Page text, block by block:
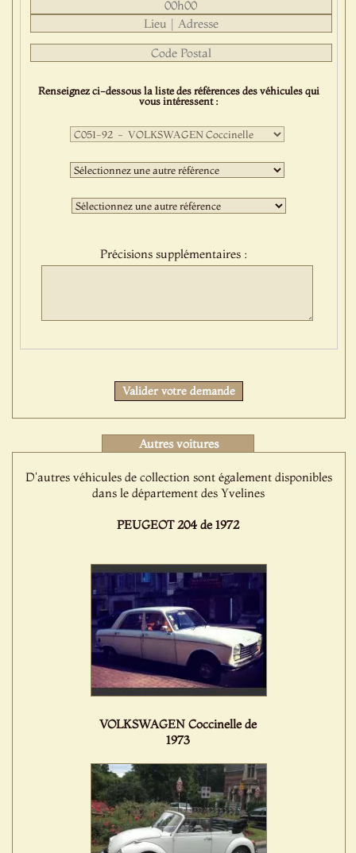
Renseignez ci-dessous la liste des références des véhicules qui
vous intéressent :
Première
sélection
:Deuxième
sélection
:Troisième
sélection
Précisions supplémentaires :
Valider votre demande
Autres voitures
D'autres véhicules de collection sont également disponibles
dans le département des Yvelines
PEUGEOT 204 de 1972
VOLKSWAGEN Coccinelle de
1973